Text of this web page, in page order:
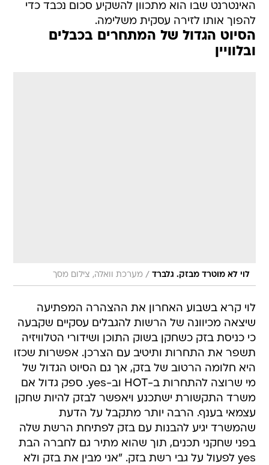
האינטרנט שבו הוא מתכוון להשקיע סכום נכבד כדי
להפוך אותו לזירה עסקית משלימה.
הסיוט הגדול של המתחרים בכבלים
ובלוויין
לוי לא מוטרד מבזק. גלברד / מערכת וואלה, צילום מסך
לוי קרא בשבוע האחרון את ההצהרה המפתיעה
שיצאה מכיוונה של הרשות להגבלים עסקיים שקבעה
כי כניסת בזק כשחקן בשוק התוכן ושידורי הטלוויזיה
תשפר את התחרות ותיטיב עם הצרכן. אפשרות שכזו
היא חלומה הרטוב של בזק, אך גם הסיוט הגדול של
מי שרוצה להתחרות ב-HOT וב-yes. ספק גדול אם
משרד התקשורת ישתכנע ויאפשר לבזק להיות שחקן
עצמאי בענף. הרבה יותר מתקבל על הדעת
שהמשרד יגיע להבנות עם בזק לפתיחת הרשת שלה
בפני שחקני תכנים, תוך שהוא מתיר גם לחברה הבת
yes לפעול על גבי רשת בזק. "אני מבין את בזק ולא